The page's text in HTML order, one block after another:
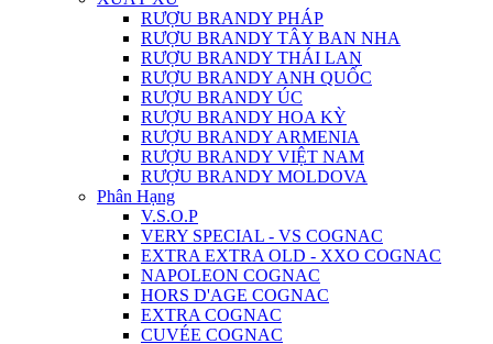
RƯỢU BRANDY PHÁP
RƯỢU BRANDY TÂY BAN NHA
RƯỢU BRANDY THÁI LAN
RƯỢU BRANDY ANH QUỐC
RƯỢU BRANDY ÚC
RƯỢU BRANDY HOA KỲ
RƯỢU BRANDY ARMENIA
RƯỢU BRANDY VIỆT NAM
RƯỢU BRANDY MOLDOVA
Phân Hạng
V.S.O.P
VERY SPECIAL - VS COGNAC
EXTRA EXTRA OLD - XXO COGNAC
NAPOLEON COGNAC
HORS D'AGE COGNAC
EXTRA COGNAC
CUVÉE COGNAC